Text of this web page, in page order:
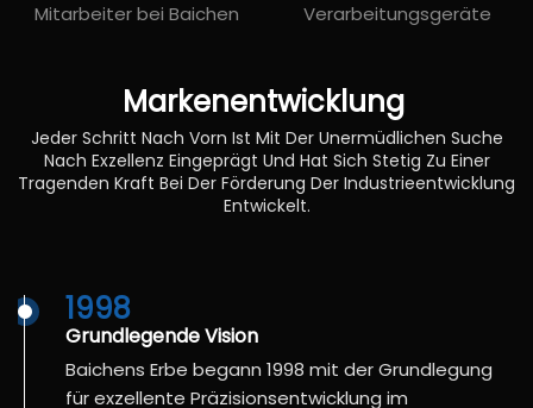
Mitarbeiter bei Baichen Verarbeitungsgeräte
Markenentwicklung
Jeder Schritt Nach Vorn Ist Mit Der Unermüdlichen Suche
Nach Exzellenz Eingeprägt Und Hat Sich Stetig Zu Einer
Tragenden Kraft Bei Der Förderung Der Industrieentwicklung
Entwickelt.
1998
Grundlegende Vision
Baichens Erbe begann 1998 mit der Grundlegung
für exzellente Präzisionsentwicklung im